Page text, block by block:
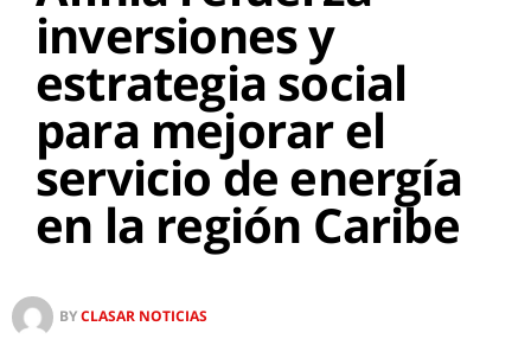
inversiones y
estrategia social
para mejorar el
servicio de energía
en la región Caribe
BYCLASAR NOTICIAS